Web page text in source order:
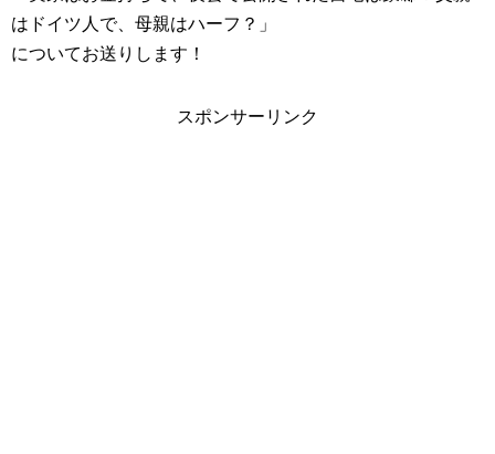
はドイツ人で、母親はハーフ？」
についてお送りします！
スポンサーリンク